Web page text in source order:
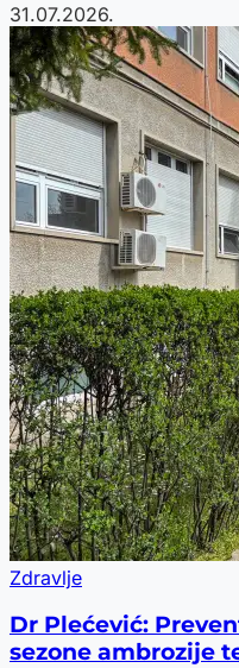
31.07.2026.
Zdravlje
Dr Plećević:
sezone ambrozije